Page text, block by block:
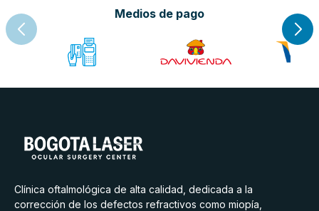
Medios de pago
Clínica oftalmológica de alta calidad, dedicada a la
corrección de los defectos refractivos como miopía,